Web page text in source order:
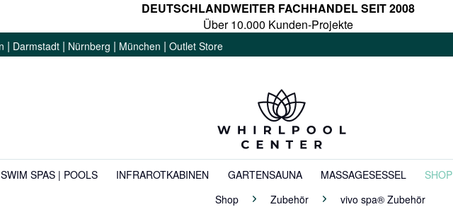
DEUTSCHLANDWEITER FACHHANDEL SEIT 2008
Über 10.000 Kunden-Projekte
| Darmstadt | Nürnberg | München | Outlet Store
SWIM SPAS | POOLS INFRAROTKABINEN GARTENSAUNA MASSAGESESSEL SHOP
Shop Zubehör vivo spa® Zubehör